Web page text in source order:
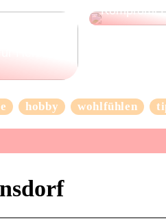
Herbst-
hobby wohlfühlen